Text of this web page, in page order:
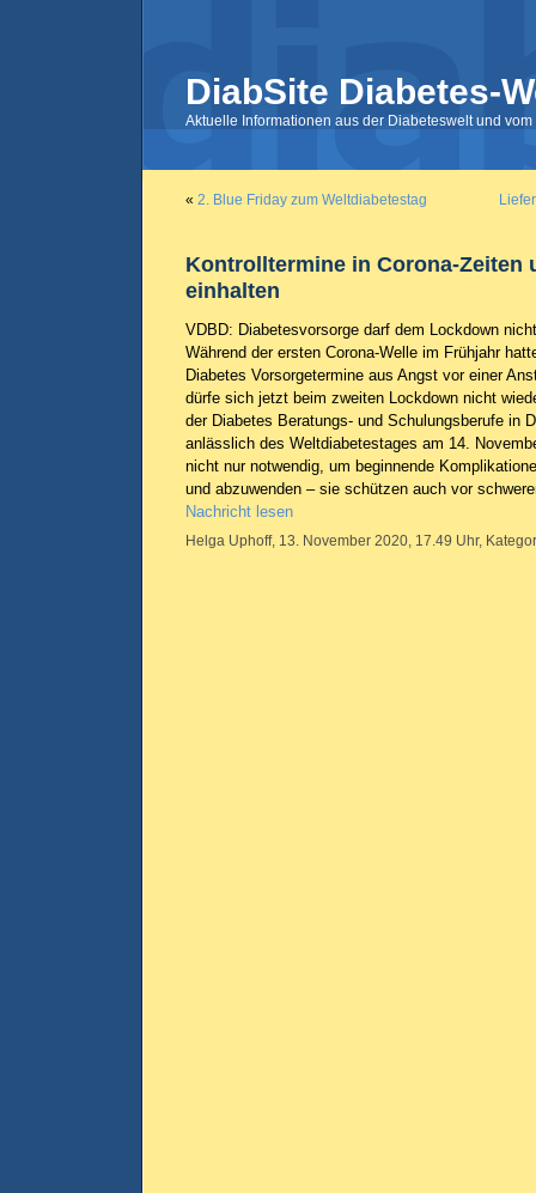
DiabSite Diabetes-
Aktuelle Informationen aus der Diabeteswelt und
« 2. Blue Friday zum Weltdiabetestag
Kontrolltermine in Corona-Zeiten
einhalten
VDBD: Diabetesvorsorge darf dem Lockdown
Während der ersten Corona-Welle im Frühjahr
Diabetes Vorsorgetermine aus Angst vor einer
dürfe sich jetzt beim zweiten Lockdown nicht
der Diabetes Beratungs- und Schulungsberufe in
anlässlich des Weltdiabetestages am 14.
nicht nur notwendig, um beginnende
und abzuwenden – sie schützen auch vor
Nachricht lesen
Helga Uphoff, 13. November 2020, 17.49 Uhr,